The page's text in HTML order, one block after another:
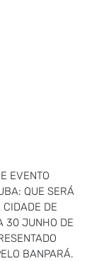
EVENTO
QUE SERÁ
DE
30 JUNHO DE
BANPARÁ.